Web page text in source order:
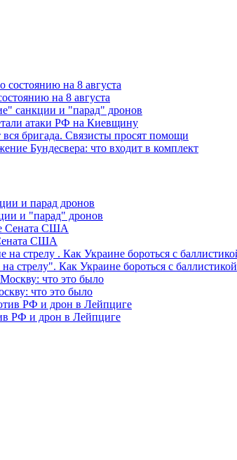
на 8 августа
санкции и "парад" дронов
атаки РФ на Киевщину
бригада. Связисты просят помощи
Бундесвера: что входит в комплект
и "парад" дронов
США
стрелу". Как Украине бороться с баллистикой
что это было
РФ и дрон в Лейпциге